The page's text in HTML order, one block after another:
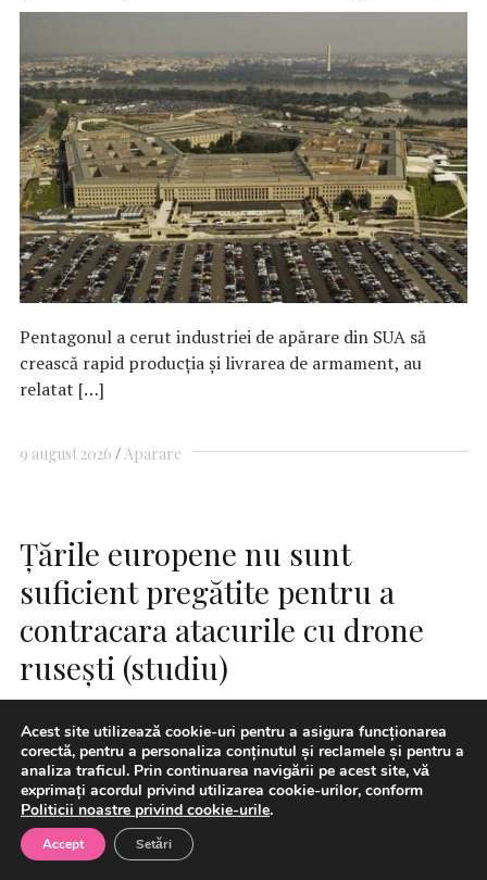
Pentagonul a cerut industriei de apărare din SUA să
crească rapid producţia şi livrarea de armament, au
relatat […]
9 august 2026 Aparare
Ţările europene nu sunt
suficient pregătite pentru a
contracara atacurile cu drone
ruseşti (studiu)
Acest site utilizează cookie-uri pentru a asigura funcționarea
corectă, pentru a personaliza conținutul și reclamele și pentru a
analiza traficul. Prin continuarea navigării pe acest site, vă
exprimați acordul privind utilizarea cookie-urilor, conform
Politicii noastre privind cookie-urile.
Accept Setări